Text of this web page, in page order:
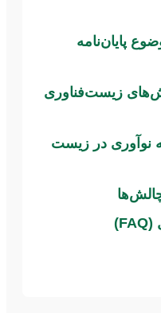
پایان‌نامه
زیست‌فناوری
نوآوری در زیست